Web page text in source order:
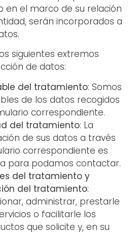
en el marco de su relación
serán incorporados a
siguientes extremos
de datos:
del tratamiento: Somos
de los datos recogidos
correspondiente.
del tratamiento: La
de sus datos a través
correspondiente es
para podamos contactar.
del tratamiento y
del tratamiento:
administrar, prestarle
o facilitarle los
que solicite y, en su